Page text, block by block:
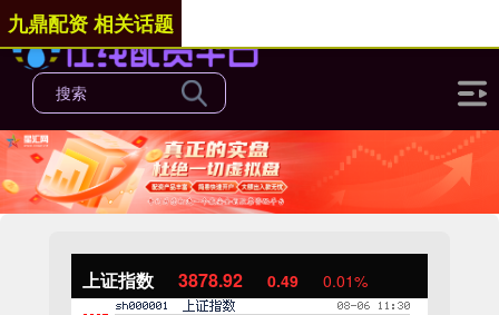
上证指数 3878.92 0.49 0.01%
九鼎配资 相关话题